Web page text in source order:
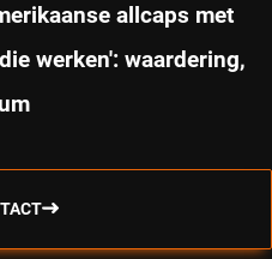
allcaps met
werken': waardering,